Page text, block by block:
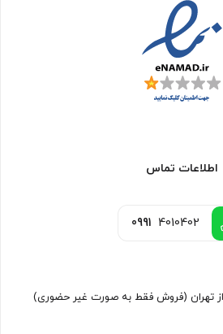
اطلاعات تماس
0991 4010402
تهران (فروش فقط به صورت غیر حضوری)